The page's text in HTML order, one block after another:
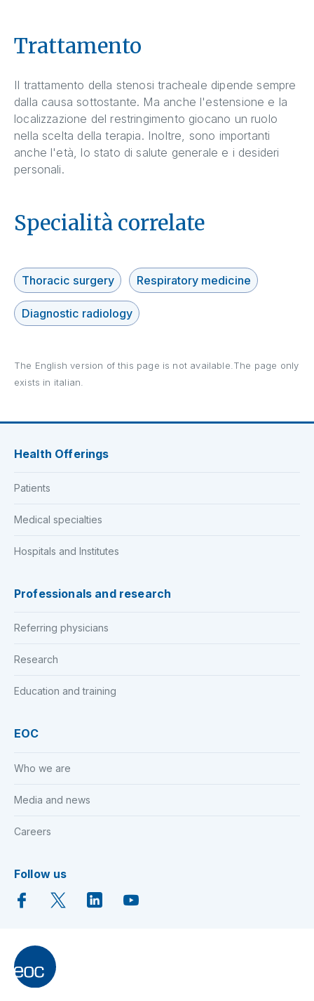
Trattamento
Il trattamento della stenosi tracheale dipende sempre
dalla causa sottostante. Ma anche l'estensione e la
localizzazione del restringimento giocano un ruolo
nella scelta della terapia. Inoltre, sono importanti
anche l'età, lo stato di salute generale e i desideri
personali.
Specialità correlate
Thoracic surgery Respiratory medicine
Diagnostic radiology
The English version of this page is not available.The page only
exists in italian.
Health Offerings
Patients
Medical specialties
Hospitals and Institutes
Professionals and research
Referring physicians
Research
Education and training
EOC
Who we are
Media and news
Careers
Follow us